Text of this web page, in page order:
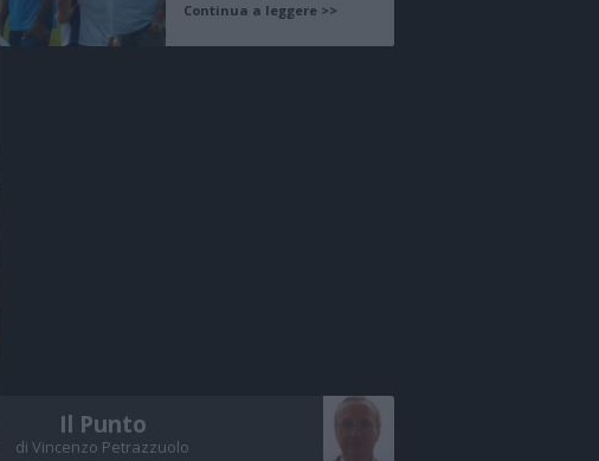
Continua a leggere >>
Il Punto
di Vincenzo Petrazzuolo